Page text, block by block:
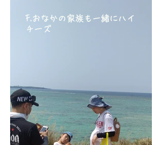
F.おなかの家族も一緒にハイ
チーズ